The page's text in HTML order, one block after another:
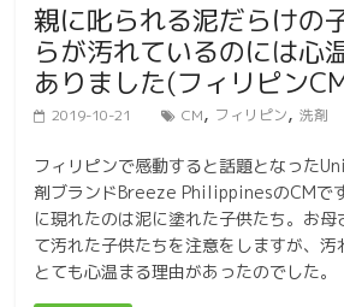
親に叱られる泥だらけの
らが汚れているのには心
ありました(フィリピン
2019-10-21 CM, フィリピン,洗剤
フィリピンで感動すると話題となった
剤ブランドBreeze PhilippinesのCMで
に現れたのは泥に塗れた子供たち。お母
て汚れた子供たちを注意をしますが、汚
とても心温まる理由があったのでした。